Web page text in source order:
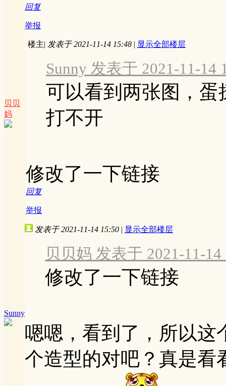
回复
举报
贝贝
妈
楼主| 发表于 2021-11-14 15:48 | 显示全部楼层
Sunny 发表于 2021-11-14
可以看到两张图，
打不开
修改了一下链接
回复
举报
Sunny
发表于 2021-11-14 15:50 | 显示全部楼层
贝贝妈 发表于 2021-11-14
修改了一下链接
嗯嗯，看到了，所以这
个造型的对吧？真是看